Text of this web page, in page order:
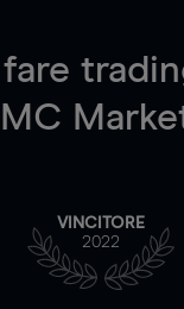
VINCITORE
2022